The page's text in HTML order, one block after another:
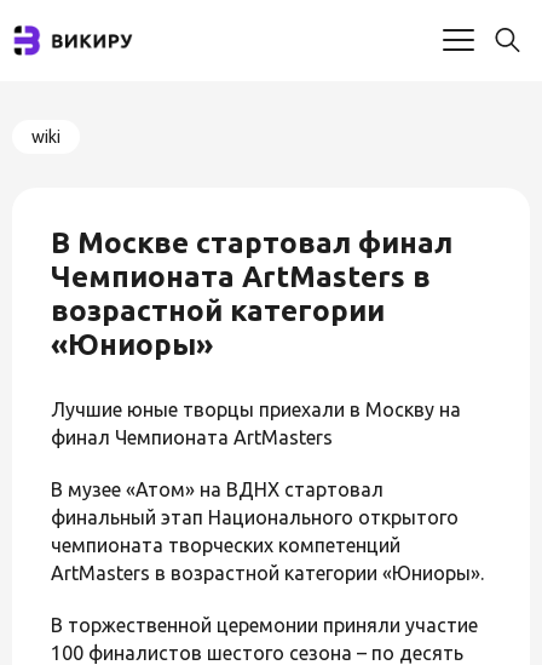
wiki
В Москве стартовал финал
Чемпионата ArtMasters в
возрастной категории
«Юниоры»
Лучшие юные творцы приехали в Москву на
финал Чемпионата ArtMasters
В музее «Атом» на ВДНХ стартовал
финальный этап Национального открытого
чемпионата творческих компетенций
ArtMasters в возрастной категории «Юниоры».
В торжественной церемонии приняли участие
100 финалистов шестого сезона – по десять